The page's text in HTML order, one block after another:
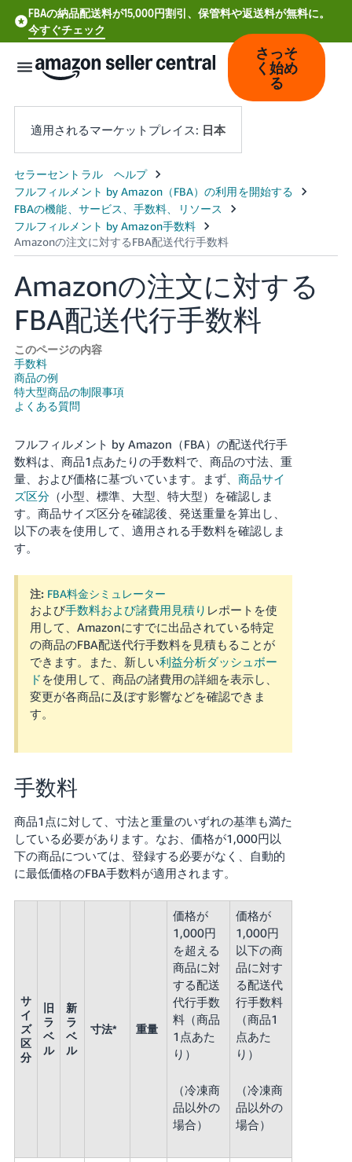
FBAの納品配送料が15,000円割引、保管料や返送料が無料に。
今すぐチェック
日
本
語
中
文
-
CN
Deutsch
- DE
Español
- ES
Français
- FR
Italiano
- IT
한
국
어
日
本
語
-
JP
English
ロ
グ
イ
ン
さ
っ
そ
る
さっそ
く始め
る
適用されるマーケットプレイス: 日本
Amazonの注文に対する
FBA配送代行手数料
このページの内容
手数料
商品の例
特大型商品の制限事項
よくある質問
フルフィルメント by Amazon（FBA）の配送代行手
数料は、商品1点あたりの手数料で、商品の寸法、重
量、および価格に基づいています。まず、 商品サイ
ズ区分（小型、標準、大型、特大型）を確認しま
す。商品サイズ区分を確認後、発送重量を算出し、
以下の表を使用して、適用される手数料を確認しま
す。
注: FBA料金シミュレーター
および手数料および諸費用見積り レポートを使
用して、Amazonにすでに出品されている特定
の商品のFBA配送代行手数料を見積もることが
できます。また、新しい利益分析ダッシュボー
ド を使用して、商品の諸費用の詳細を表示し、
変更が各商品に及ぼす影響などを確認できま
す。
手数料
商品1点に対して、寸法と重量のいずれの基準も満た
している必要があります。なお、価格が1,000円以
下の商品については、登録する必要がなく、自動的
に最低価格のFBA手数料が適用されます。
サ
イ
ズ
区
分
旧
ラ
ベ
ル
新
ラ
ベ
ル
寸法* 重量
価格が
1,000円
を超える
商品に対
する配送
代行手数
料（商品
1点あた
り）
（冷凍商
品以外の
場合）
価格が
1,000円
以下の商
品に対す
る配送代
行手数料
（商品1
点あた
り）
（冷凍商
品以外の
場合）